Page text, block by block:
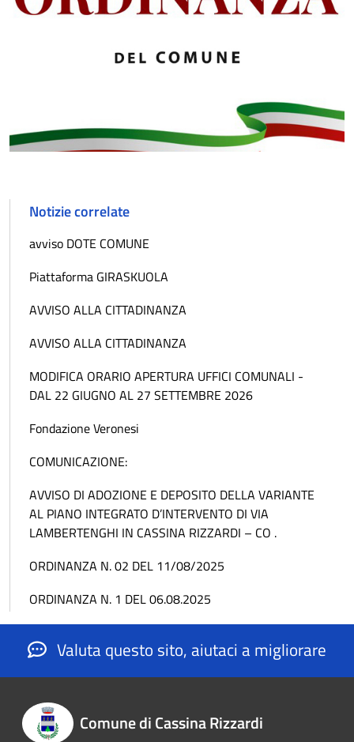
Notizie correlate
avviso DOTE COMUNE
Piattaforma GIRASKUOLA
AVVISO ALLA CITTADINANZA
AVVISO ALLA CITTADINANZA
MODIFICA ORARIO APERTURA UFFICI COMUNALI -
DAL 22 GIUGNO AL 27 SETTEMBRE 2026
Fondazione Veronesi
COMUNICAZIONE:
AVVISO DI ADOZIONE E DEPOSITO DELLA VARIANTE
AL PIANO INTEGRATO D’INTERVENTO DI VIA
LAMBERTENGHI IN CASSINA RIZZARDI – CO .
ORDINANZA N. 02 DEL 11/08/2025
ORDINANZA N. 1 DEL 06.08.2025
Valuta questo sito, aiutaci a migliorare
Comune di Cassina Rizzardi